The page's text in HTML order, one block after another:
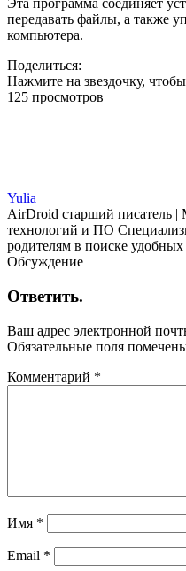
Эта программа соединяет
передавать файлы, а также
компьютера.
Поделиться:
Нажмите на звездочку,
125 просмотров
Yulia
AirDroid старший писатель
технологий и ПО
родителям в поиске
Обсуждение
Ответить.
Ваш адрес электронной
Обязательные поля
Комментарий *
Имя *
Email *